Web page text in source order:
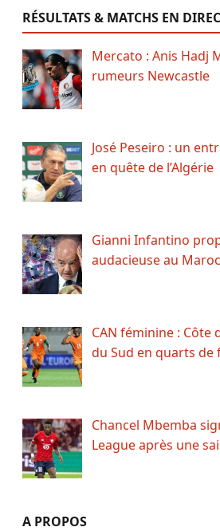
RÉSULTATS & MATCHS EN
Mercato : Anis Hadj
rumeurs Newcastle
José Peseiro : un
en quête de l’Algérie
Gianni Infantino
audacieuse au Maroc
CAN féminine : Côte
du Sud en quarts de
Chancel Mbemba
League après une
A PROPOS